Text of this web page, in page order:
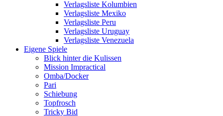
Verlagsliste Kolumbien
Verlagsliste Mexiko
Verlagsliste Peru
Verlagsliste Uruguay
Verlagsliste Venezuela
Eigene Spiele
Blick hinter die Kulissen
Mission Impractical
Omba/Docker
Pari
Schiebung
Topfrosch
Tricky Bid